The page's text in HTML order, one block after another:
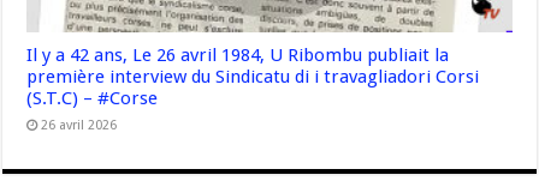
Il y a 42 ans, Le 26 avril 1984, U Ribombu publiait la
première interview du Sindicatu di i travagliadori Corsi
(S.T.C) – #Corse
26 avril 2026